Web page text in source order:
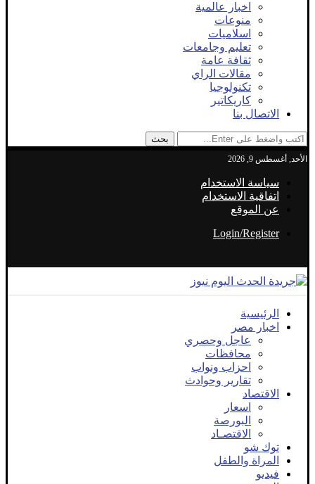
اخبار عالمية
منوعات
اسلاميات
تعليم وجامعات
ثقافة عامة
مقالات الراي
تكنولوجيا
كاريكاتير
الاتصال بنا
بحث
الأحد, أغسطس 9, 2026
سياسة الاستخدام
اتفاقية الاستخدام
عن الموقع
Login/Register
الرئيسية
اخبار مصر
عاجل وحصري
محافظات
احزاب ونواب
تقارير وحوادث
الاقتصاد
اسعار
البورصة
الاقتصـاد
توك شو
المراة والطفل
فيديو